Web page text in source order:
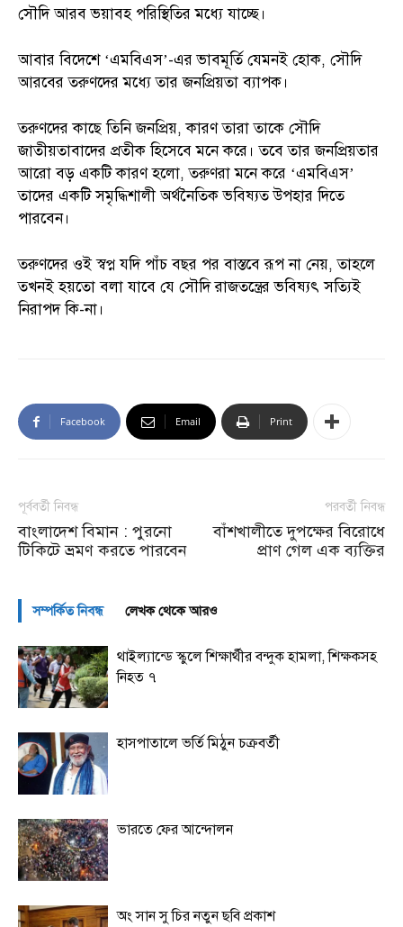
সৌদি আরব ভয়াবহ পরিস্থিতির মধ্যে যাচ্ছে।
আবার বিদেশে ‘এমবিএস’-এর ভাবমূর্তি যেমনই হোক, সৌদি
আরবের তরুণদের মধ্যে তার জনপ্রিয়তা ব্যাপক।
তরুণদের কাছে তিনি জনপ্রিয়, কারণ তারা তাকে সৌদি
জাতীয়তাবাদের প্রতীক হিসেবে মনে করে। তবে তার জনপ্রিয়তার
আরো বড় একটি কারণ হলো, তরুণরা মনে করে ‘এমবিএস’
তাদের একটি সমৃদ্ধিশালী অর্থনৈতিক ভবিষ্যত উপহার দিতে
পারবেন।
তরুণদের ওই স্বপ্ন যদি পাঁচ বছর পর বাস্তবে রূপ না নেয়, তাহলে
তখনই হয়তো বলা যাবে যে সৌদি রাজতন্ত্রের ভবিষ্যৎ সত্যিই
নিরাপদ কি-না।
Facebook Email Print
পূর্ববর্তী নিবন্ধ
বাংলাদেশ বিমান : পুরনো
টিকিটে ভ্রমণ করতে পারবেন
পরবর্তী নিবন্ধ
বাঁশখালীতে দুপক্ষের বিরোধে
প্রাণ গেল এক ব্যক্তির
সম্পর্কিত নিবন্ধ লেখক থেকে আরও
থাইল্যান্ডে স্কুলে শিক্ষার্থীর বন্দুক হামলা, শিক্ষকসহ
নিহত ৭
হাসপাতালে ভর্তি মিঠুন চক্রবর্তী
ভারতে ফের আন্দোলন
অং সান সু চির নতুন ছবি প্রকাশ